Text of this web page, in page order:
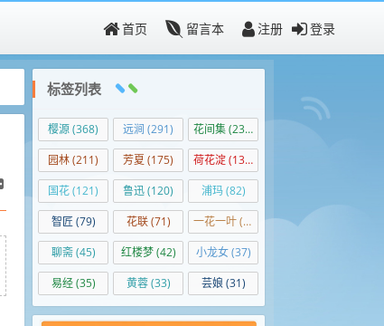
首页 留言本 注册 登录
标签列表
樱源(368) 远涧 (291) 花间集(236)
园林(211) 芳夏 (175) 荷花淀(138)
国花(121) 鲁迅(120) 浦玛(82)
智匠 (79) 花联(71) 一花一叶(50)
聊斋(45) 红楼梦(42) 小龙女(37)
易经(35) 黄蓉(33) 芸娘(31)